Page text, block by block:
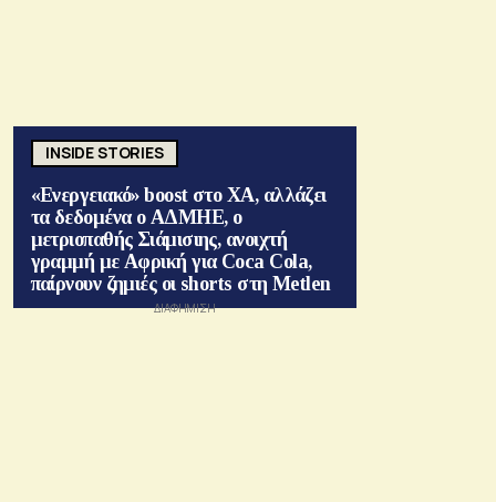
INSIDE STORIES
«Ενεργειακό» boost στο ΧΑ, αλλάζει
τα δεδομένα ο ΑΔΜΗΕ, ο
μετριοπαθής Σιάμισιης, ανοιχτή
γραμμή με Αφρική για Coca Cola,
παίρνουν ζημιές οι shorts στη Metlen